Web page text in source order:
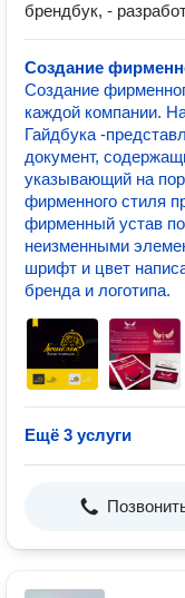
брендбук, -
Создание
Создание
каждой компании.
Гайдбука -
документ,
указывающий на
фирменного стиля
фирменный устав
неизменными
шрифт и цвет
бренда и логотипа.
Ещё 3 услуги